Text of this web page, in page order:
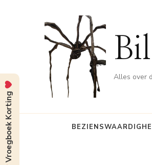
Alles over
Vroegboek Korting